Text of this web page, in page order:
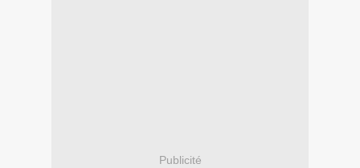
Publicité